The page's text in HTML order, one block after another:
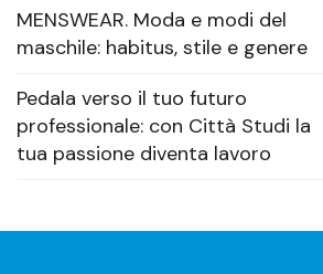
MENSWEAR. Moda e modi del
maschile: habitus, stile e genere
Pedala verso il tuo futuro
professionale: con Città Studi la
tua passione diventa lavoro